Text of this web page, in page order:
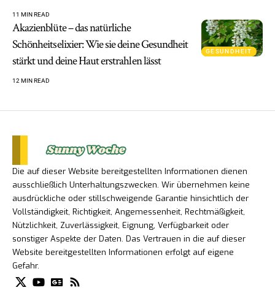
11 MIN READ
GESUNDHEIT
Akazienblüte – das natürliche
Schönheitselixier: Wie sie deine Gesundheit
stärkt und deine Haut erstrahlen lässt
12 MIN READ
Die auf dieser Website bereitgestellten Informationen dienen
ausschließlich Unterhaltungszwecken. Wir übernehmen keine
ausdrückliche oder stillschweigende Garantie hinsichtlich der
Vollständigkeit, Richtigkeit, Angemessenheit, Rechtmäßigkeit,
Nützlichkeit, Zuverlässigkeit, Eignung, Verfügbarkeit oder
sonstiger Aspekte der Daten. Das Vertrauen in die auf dieser
Website bereitgestellten Informationen erfolgt auf eigene
Gefahr.